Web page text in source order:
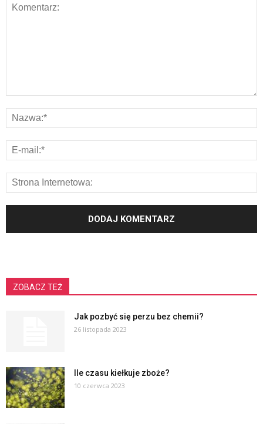
ZOBACZ TEŻ
Jak pozbyć się perzu bez chemii?
26 listopada 2023
Ile czasu kiełkuje zboże?
10 czerwca 2023